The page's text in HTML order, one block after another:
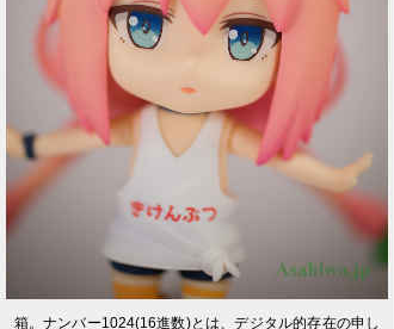
箱。ナンバー1024(16進数)とは、デジタル的存在の申し